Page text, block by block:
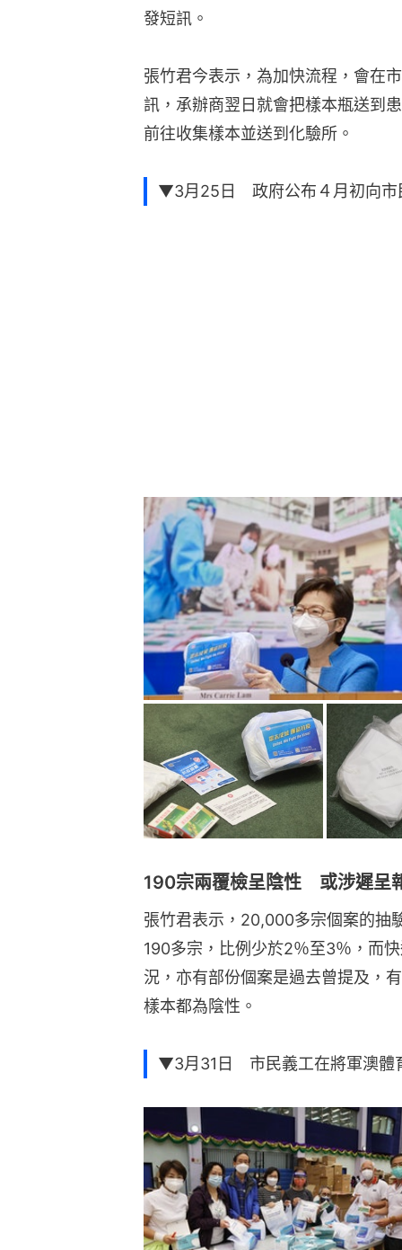
發短訊。
張竹君今表示，為加快流程，會在
訊，承辦商翌日就會把樣本瓶送到
前往收集樣本並送到化驗所。
▼3月25日 政府公布４月初向市
190宗兩覆檢呈陰性 或涉遲呈
張竹君表示，20,000多宗個案的抽
190多宗，比例少於2％至3％，而
況，亦有部份個案是過去曾提及，
樣本都為陰性。
▼3月31日 市民義工在將軍澳體